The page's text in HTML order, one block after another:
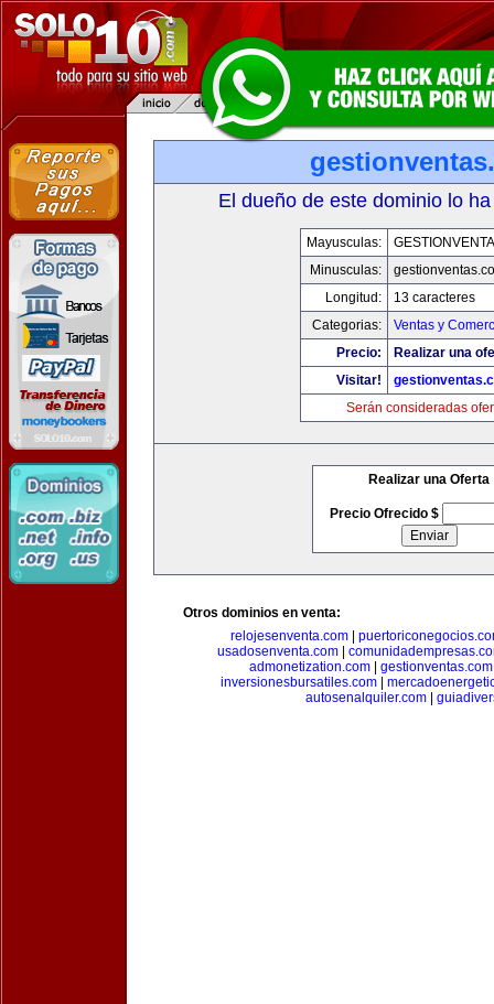
El dueño de este dominio lo
Mayusculas:
Minusculas:
Longitud:
13 caracteres
Categorias:
Ventas y
Precio:
Realizar una
Visitar!
Serán consideradas
Realizar una Oferta
Precio Ofrecido $
Otros dominios en venta:
relojesenventa.com|
usadosenventa.com|
admonetization.com| gestionventas.com
inversionesbursatiles.com|
autosenalquiler.com|